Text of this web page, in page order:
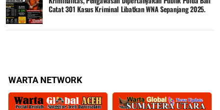
Catat 301 Kasus Kriminal Libatkan WNA Sepanjang 2025.
WARTA NETWORK